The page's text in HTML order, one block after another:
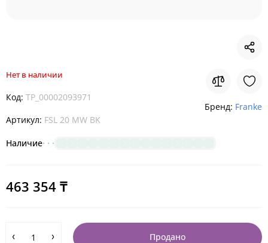
Нет в наличии
Код: TP_00002093971
Артикул: FSL 20 MW BK
Наличие
Бренд: Franke
463 354 ₸
Продано